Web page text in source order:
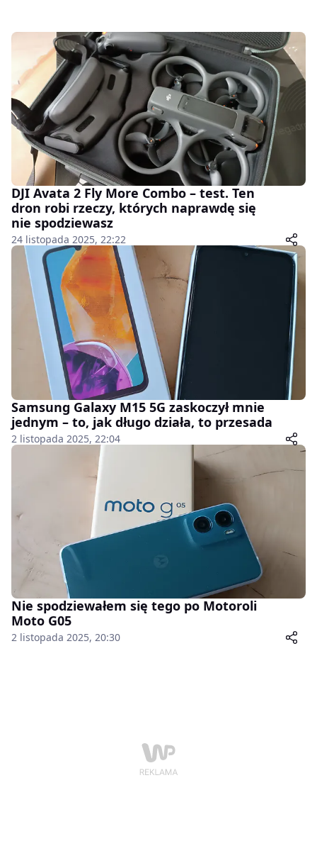
DJI Avata 2 Fly More Combo – test. Ten
dron robi rzeczy, których naprawdę się
nie spodziewasz
24 listopada 2025, 22:22
Samsung Galaxy M15 5G zaskoczył mnie
jednym – to, jak długo działa, to przesada
2 listopada 2025, 22:04
Nie spodziewałem się tego po Motoroli
Moto G05
2 listopada 2025, 20:30